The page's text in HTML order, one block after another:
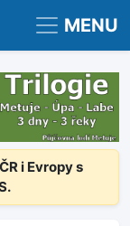
MENU
i Evropy s